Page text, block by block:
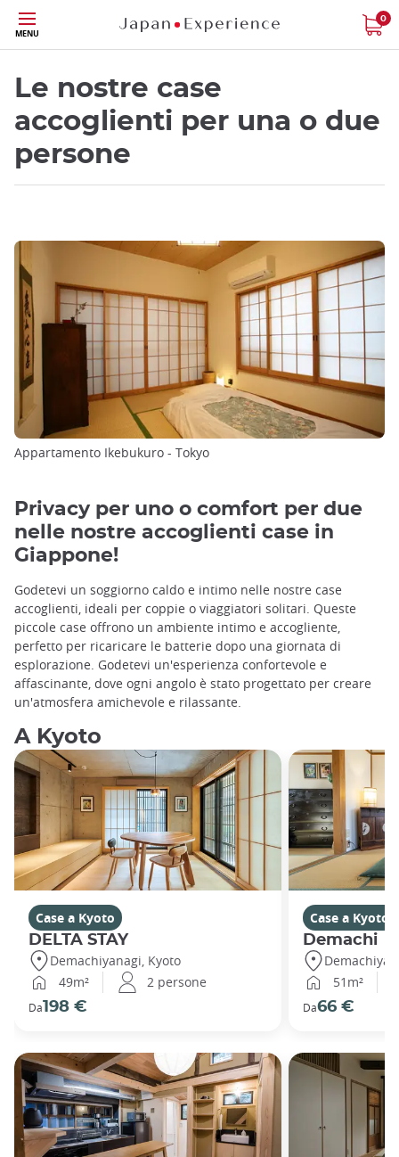
Skip
to
main
content
MENU
0
Le nostre case
accoglienti per una o due
persone
Appartamento Ikebukuro - Tokyo
Privacy per uno o comfort per due
nelle nostre accoglienti case in
Giappone!
Godetevi un soggiorno caldo e intimo nelle nostre case
accoglienti, ideali per coppie o viaggiatori solitari. Queste
piccole case offrono un ambiente intimo e accogliente,
perfetto per ricaricare le batterie dopo una giornata di
esplorazione. Godetevi un'esperienza confortevole e
affascinante, dove ogni angolo è stato progettato per creare
un'atmosfera amichevole e rilassante.
A Kyoto
Case a Kyoto
DELTA STAY
Demachiyanagi, Kyoto
49m²
2 persone
Da198 €
Case a Kyoto
Demachi
51m²
Da66 €